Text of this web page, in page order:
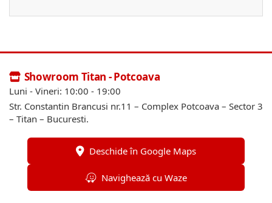
Showroom Titan - Potcoava
Luni - Vineri: 10:00 - 19:00
Str. Constantin Brancusi nr.11 – Complex Potcoava – Sector 3
– Titan – Bucuresti.
Deschide în Google Maps
Navighează cu Waze